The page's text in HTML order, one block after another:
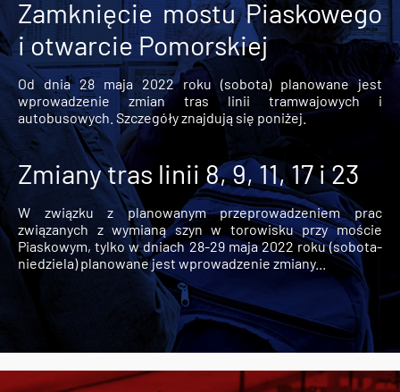
Zamknięcie mostu Piaskowego
i otwarcie Pomorskiej
Od dnia 28 maja 2022 roku (sobota) planowane jest
wprowadzenie zmian tras linii tramwajowych i
autobusowych. Szczegóły znajdują się poniżej.
Zmiany tras linii 8, 9, 11, 17 i 23
W związku z planowanym przeprowadzeniem prac
związanych z wymianą szyn w torowisku przy moście
Piaskowym, tylko w dniach 28-29 maja 2022 roku (sobota-
niedziela) planowane jest wprowadzenie zmiany...